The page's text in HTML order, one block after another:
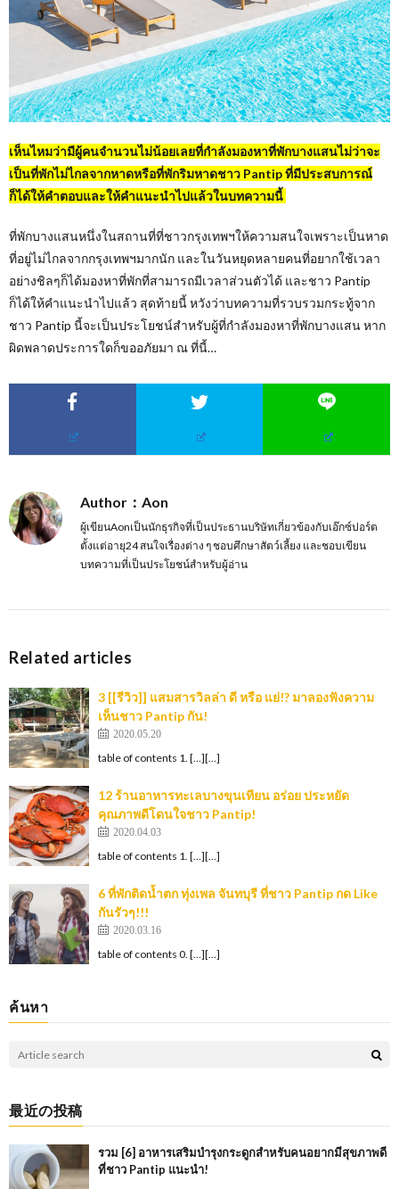
เห็นไหมว่ามีผู้คนจำนวนไม่น้อยเลยที่กำลังมองหาที่พักบางแสนไม่ว่าจะ
เป็นที่พักไม่ไกลจากหาดหรือที่พักริมหาดชาว Pantip ที่มีประสบการณ์
ก็ได้ให้คำตอบและให้คำแนะนำไปแล้วในบทความนี้
ที่พักบางแสนหนึ่งในสถานที่ที่ชาวกรุงเทพฯให้ความสนใจเพราะเป็นหาด
ที่อยู่ไม่ไกลจากกรุงเทพฯมากนัก และในวันหยุดหลายคนที่อยากใช้เวลา
อย่างชิลๆก็ได้มองหาที่พักที่สามารถมีเวลาส่วนตัวได้ และชาว Pantip
ก็ได้ให้คำแนะนำไปแล้ว สุดท้ายนี้ หวังว่าบทความที่รวบรวมกระทู้จาก
ชาว Pantip นี้จะเป็นประโยชน์สำหรับผู้ที่กำลังมองหาที่พักบางแสน หาก
ผิดพลาดประการใดก็ขออภัยมา ณ ที่นี้…
Author：Aon
ผู้เขียนAonเป็นนักธุรกิจที่เป็นประธานบริษัทเกี่ยวข้องกับเอ๊กซ์ปอร์ต
ตั้งแต่อายุ24 สนใจเรื่องต่าง ๆ ชอบศึกษาสัตว์เลี้ยง และชอบเขียน
บทความที่เป็นประโยชน์สำหรับผู้อ่าน
Related articles
3 [[รีวิว]] แสมสารวิลล่า ดี หรือ แย่!? มาลองฟังความ
เห็นชาว Pantip กัน!
2020.05.20
table of contents 1. […][…]
12 ร้านอาหารทะเลบางขุนเทียน อร่อย ประหยัด
คุณภาพดีโดนใจชาว Pantip!
2020.04.03
table of contents 1. […][…]
6 ที่พักติดน้ำตก ทุ่งเพล จันทบุรี ที่ชาว Pantip กด Like
กันรัวๆ!!!
2020.03.16
table of contents 0. […][…]
ค้นหา
最近の投稿
รวม [6] อาหารเสริมบำรุงกระดูกสำหรับคนอยากมีสุขภาพดี
ที่ชาว Pantip แนะนำ!